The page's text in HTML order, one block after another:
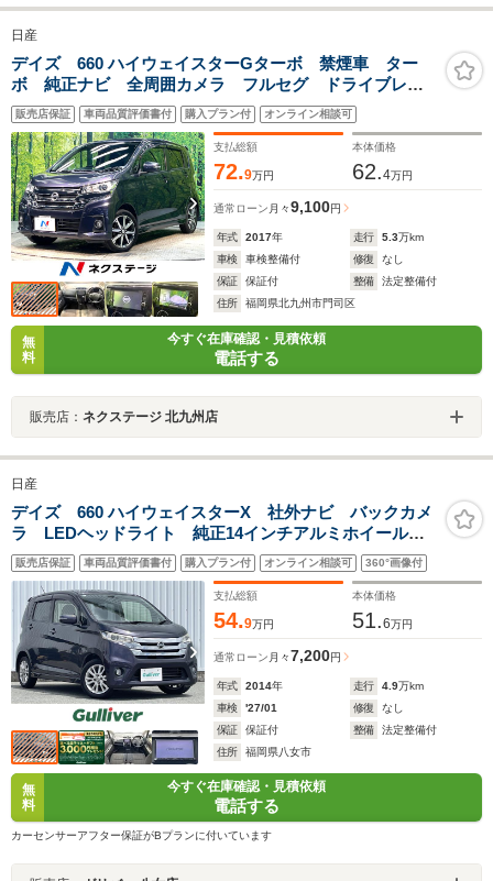
日産
デイズ 660 ハイウェイスターGターボ 禁煙車 ター
ボ 純正ナビ 全周囲カメラ フルセグ ドライブレコ
ーダー ETC Bluetooth再生 HIDヘッドライト フォ
グランプ オートハイビーム クルーズコントロール
スマートキー
販売店保証 車両品質評価書付 購入プラン付 オンライン相談可
支払総額
72.9万円
本体価格
62.4万円
通常ローン 月々9,100円
年式 2017年 走行 5.3万km
車検
車検整備付 修復
なし
保証
保証付 整備
法定整備付
住所
福岡県北九州市門司区
無
料
今すぐ在庫確認・見積依頼
電話する
販売店： ネクステージ 北九州店
日産
デイズ 660 ハイウェイスターX 社外ナビ バックカメ
ラ LEDヘッドライト 純正14インチアルミホイール
アイドリングストップ 盗難防止装置 パワーステアリ
ング パワーウィンドウ スマートキー
販売店保証 車両品質評価書付 購入プラン付 オンライン相談可 360°画像付
支払総額
54.9万円
本体価格
51.6万円
通常ローン 月々7,200円
年式 2014年 走行 4.9万km
車検
'27/01 修復
なし
保証
保証付 整備
法定整備付
住所
福岡県八女市
無
料
今すぐ在庫確認・見積依頼
電話する
カーセンサーアフター保証がBプランに付いています